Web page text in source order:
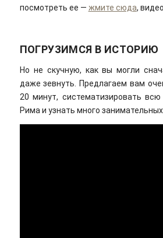
посмотреть ее — жмите сюда,
ПОГРУЗИМСЯ В ИСТОРИЮ
Но не скучную, как вы могли
даже зевнуть. Предлагаем вам
20 минут, систематизировать
Рима и узнать много